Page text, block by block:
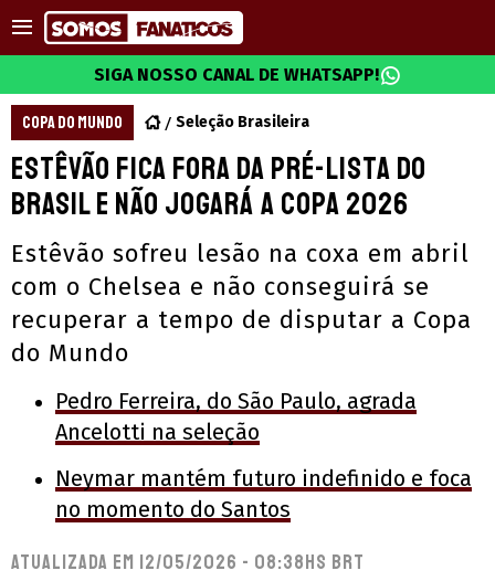
SIGA NOSSO CANAL DE WHATSAPP!
COPA DO MUNDO Seleção Brasileira
Estêvão fica fora da pré-lista do
Brasil e não jogará a Copa 2026
Estêvão sofreu lesão na coxa em abril
com o Chelsea e não conseguirá se
recuperar a tempo de disputar a Copa
do Mundo
Pedro Ferreira, do São Paulo, agrada
Ancelotti na seleção
Neymar mantém futuro indefinido e foca
no momento do Santos
Atualizada em 12/05/2026 - 08:38hs BRT